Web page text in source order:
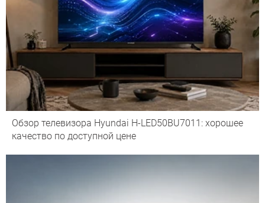
Обзор телевизора Hyundai H-LED50BU7011: хорошее
качество по доступной цене